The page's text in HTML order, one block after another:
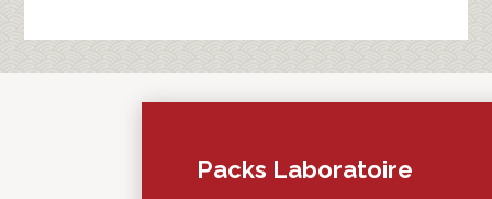
Packs Laboratoire